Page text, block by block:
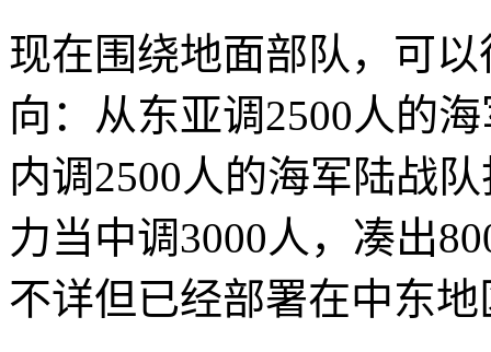
现在围绕地面部队，可
向：从东亚调2500人的
内调2500人的海军陆战
力当中调3000人，凑出
不详但已经部署在中东